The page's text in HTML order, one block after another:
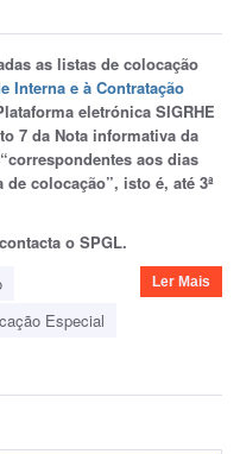
as listas de colocação
Interna e à Contratação
eletrónica SIGRHE
7 da Nota informativa da
aos dias
colocação”, isto é, até 3ª
o SPGL.
Especial
Ler Mais